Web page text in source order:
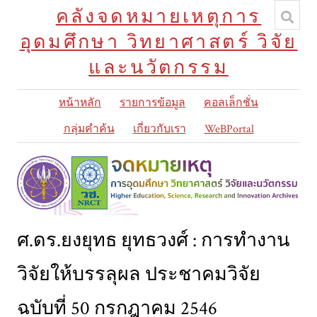
คลังจดหมายเหตุการ
อุดมศึกษา วิทยาศาสตร์ วิจัย
และนวัตกรรม
หน้าหลัก รายการข้อมูล
คอลเล็กชั่น
กลุ่มคำค้น
เกี่ยวกับเรา WeBPortal
ศ.ดร.ยงยุทธ ยุทธวงศ์ : การทำงาน
วิจัยให้บรรลุผล ประชาคมวิจัย
ฉบับที่ 50 กรกฎาคม 2546